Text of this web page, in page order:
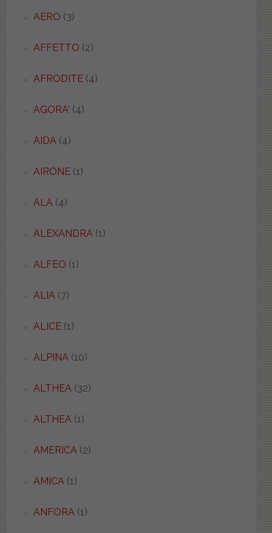
AERO (3)
AFFETTO (2)
AFRODITE(4)
AGORA' (4)
AIDA(4)
AIRONE(1)
ALA(4)
ALEXANDRA(1)
ALFEO (1)
ALIA(7)
ALICE(1)
ALPINA(10)
ALTHEA(32)
ALTHEA(1)
AMERICA(2)
AMICA(1)
ANFORA(1)